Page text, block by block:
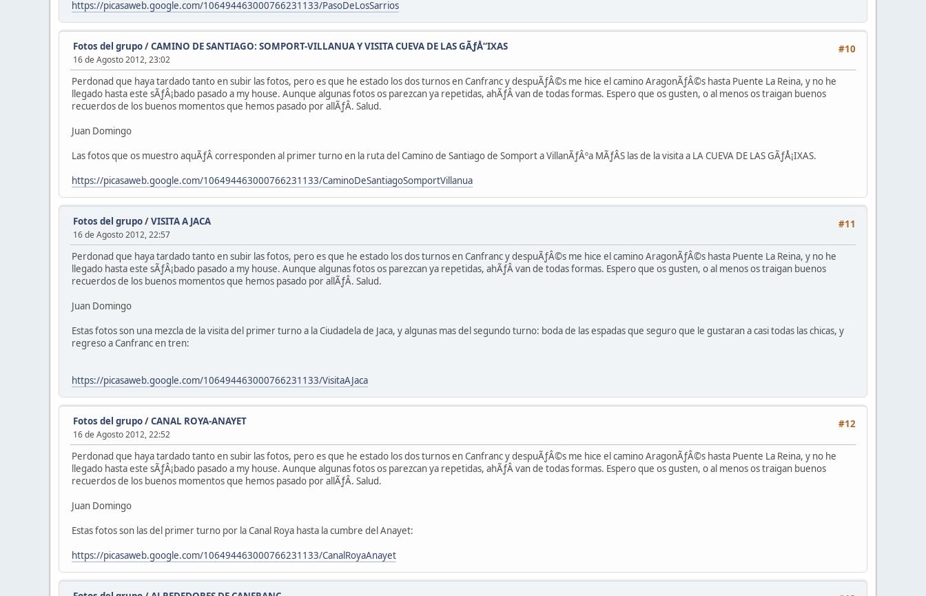
https://picasaweb.google.com/106494463000766231133/PasoDeLosSarrios
#10
Fotos del grupo/CAMINO DE SANTIAGO: SOMPORT-VILLANUA Y VISITA CUEVA DE LAS GÃƒÅ“IXAS
16 de Agosto 2012, 23:02
Perdonad que haya tardado tanto en subir las fotos, pero es que he estado los dos turnos en Canfranc y despuÃƒÂ©s me hice el camino AragonÃƒÂ©s hasta Puente La Reina, y no he
llegado hasta este sÃƒÂ¡bado pasado a my house. Aunque algunas fotos os parezcan ya repetidas, ahÃƒÂ­ van de todas formas. Espero que os gusten, o al menos os traigan buenos
recuerdos de los buenos momentos que hemos pasado por allÃƒÂ­. Salud.
Juan Domingo
Las fotos que os muestro aquÃƒÂ­ corresponden al primer turno en la ruta del Camino de Santiago de Somport a VillanÃƒÂºa MÃƒÂS las de la visita a LA CUEVA DE LAS GÃƒÅ¡IXAS.
https://picasaweb.google.com/106494463000766231133/CaminoDeSantiagoSomportVillanua
#11
Fotos del grupo/VISITA A JACA
16 de Agosto 2012, 22:57
Perdonad que haya tardado tanto en subir las fotos, pero es que he estado los dos turnos en Canfranc y despuÃƒÂ©s me hice el camino AragonÃƒÂ©s hasta Puente La Reina, y no he
llegado hasta este sÃƒÂ¡bado pasado a my house. Aunque algunas fotos os parezcan ya repetidas, ahÃƒÂ­ van de todas formas. Espero que os gusten, o al menos os traigan buenos
recuerdos de los buenos momentos que hemos pasado por allÃƒÂ­. Salud.
Juan Domingo
Estas fotos son una mezcla de la visita del primer turno a la Ciudadela de Jaca, y algunas mas del segundo turno: boda de las espadas que seguro que le gustaran a casi todas las chicas, y
regreso a Canfranc en tren:
https://picasaweb.google.com/106494463000766231133/VisitaAJaca
#12
Fotos del grupo/CANAL ROYA-ANAYET
16 de Agosto 2012, 22:52
Perdonad que haya tardado tanto en subir las fotos, pero es que he estado los dos turnos en Canfranc y despuÃƒÂ©s me hice el camino AragonÃƒÂ©s hasta Puente La Reina, y no he
llegado hasta este sÃƒÂ¡bado pasado a my house. Aunque algunas fotos os parezcan ya repetidas, ahÃƒÂ­ van de todas formas. Espero que os gusten, o al menos os traigan buenos
recuerdos de los buenos momentos que hemos pasado por allÃƒÂ­. Salud.
Juan Domingo
Estas fotos son las del primer turno por la Canal Roya hasta la cumbre del Anayet:
https://picasaweb.google.com/106494463000766231133/CanalRoyaAnayet